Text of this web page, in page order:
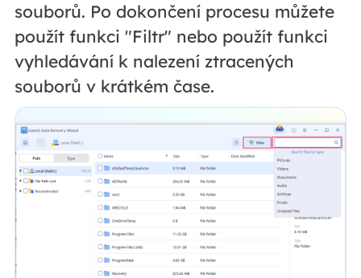
souborů. Po dokončení procesu můžete
použít funkci "Filtr" nebo použít funkci
vyhledávání k nalezení ztracených
souborů v krátkém čase.